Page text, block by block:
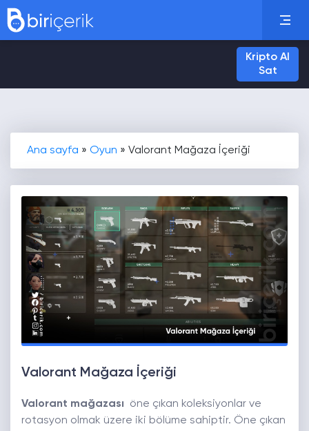
Kripto Al
Sat
Ana sayfa » Oyun » Valorant Mağaza İçeriği
Valorant Mağaza İçeriği
Valorant mağazası
öne çıkan koleksiyonlar ve
rotasyon olmak üzere iki bölüme sahiptir. Öne çıkan